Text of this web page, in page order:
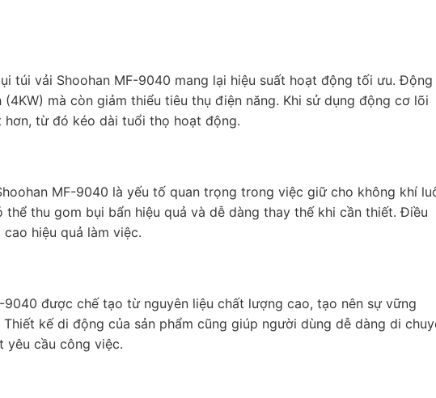
túi vải Shoohan MF-9040 mang lại hiệu suất hoạt động tối ưu. Động
mà còn giảm thiểu tiêu thụ điện năng. Khi sử dụng động cơ lõi
từ đó kéo dài tuổi thọ hoạt động.
MF-9040 là yếu tố quan trọng trong việc giữ cho không khí
thu gom bụi bẩn hiệu quả và dễ dàng thay thế khi cần thiết. Điều
hiệu quả làm việc.
được chế tạo từ nguyên liệu chất lượng cao, tạo nên sự vững
kế di động của sản phẩm cũng giúp người dùng dễ dàng di
yêu cầu công việc.